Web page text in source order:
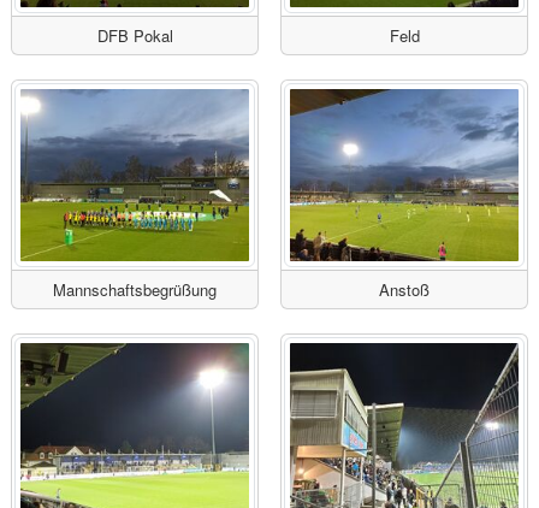
DFB Pokal Feld
Mannschaftsbegrüßung Anstoß